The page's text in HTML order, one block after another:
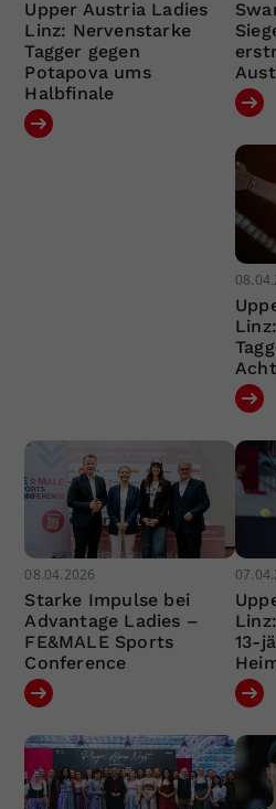
Upper Austria Ladies
Linz: Nervenstarke
Tagger gegen
Potapova ums
Halbfinale
08.04.2026
Starke Impulse bei
Advantage Ladies –
FE&MALE Sports
Conference
13-